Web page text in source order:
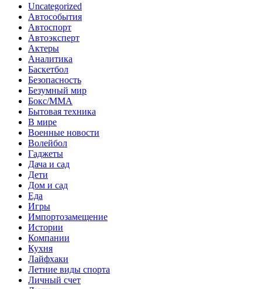
Uncategorized
Автособытия
Автоспорт
Автоэксперт
Актеры
Аналитика
Баскетбол
Безопасность
Безумный мир
Бокс/MMA
Бытовая техника
В мире
Военные новости
Волейбол
Гаджеты
Дача и сад
Дети
Дом и сад
Еда
Игры
Импортозамещение
Истории
Компании
Кухня
Лайфхаки
Летние виды спорта
Личный счет